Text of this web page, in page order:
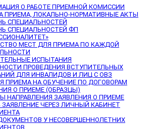
О РАБОТЕ ПРИЕМНОЙ КОМИССИИ
ПРИЕМА, ЛОКАЛЬНО-НОРМАТИВНЫЕ АКТЫ
СПЕЦИАЛЬНОСТЕЙ
СПЕЦИАЛЬНОСТЕЙ ФП
МЕСТ ДЛЯ ПРИЕМА ПО КАЖДОЙ
ИСПЫТАНИЯ
ПРОВЕДЕНИЯ ВСТУПИТЕЛЬНЫХ
ДЛЯ ИНВАЛИДОВ И ЛИЦ С ОВЗ
ПРИЕМА НА ОБУЧЕНИЕ ПО ДОГОВОРАМ
О ПРИЕМЕ (ОБРАЗЦЫ)
НАПРАВЛЕНИЯ ЗАЯВЛЕНИЯ О ПРИЕМЕ
ЧЕРЕЗ ЛИЧНЫЙ КАБИНЕТ
У НЕСОВЕРШЕННОЛЕТНИХ